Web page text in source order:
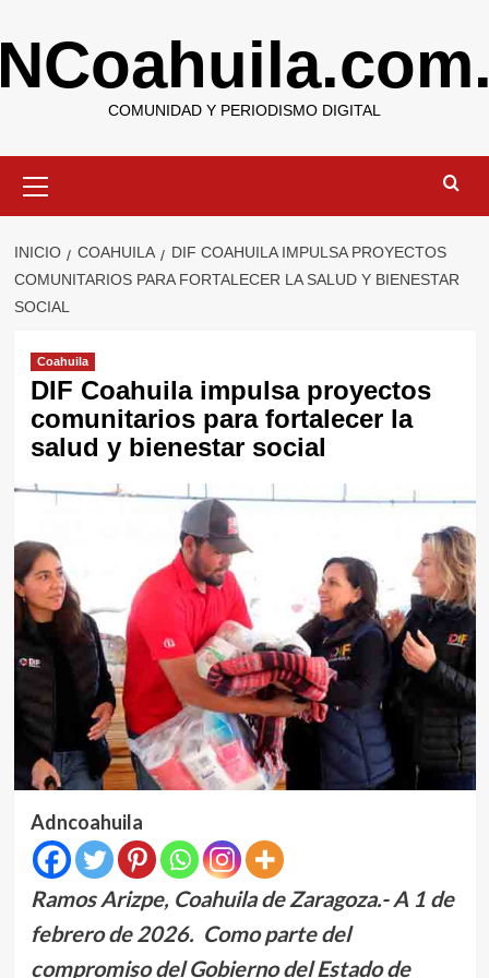
al
contenido
COMUNIDAD Y PERIODISMO DIGITAL
primario
INICIO COAHUILA
DIF COAHUILA IMPULSA PROYECTOS
COMUNITARIOS PARA FORTALECER LA SALUD Y BIENESTAR
SOCIAL
Coahuila
DIF Coahuila impulsa proyectos
comunitarios para fortalecer la
salud y bienestar social
Adncoahuila
Ramos Arizpe, Coahuila de Zaragoza.- A 1 de
febrero de 2026. Como parte del
compromiso del Gobierno del Estado de